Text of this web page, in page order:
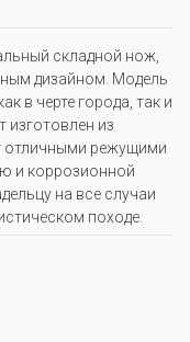
складной нож,
дизайном. Модель
в черте города, так и
изготовлен из
отличными режущими
и коррозионной
на все случаи
походе.